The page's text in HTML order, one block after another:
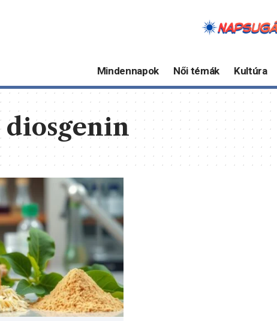
Mindennapok Női témák Kultúra
diosgenin